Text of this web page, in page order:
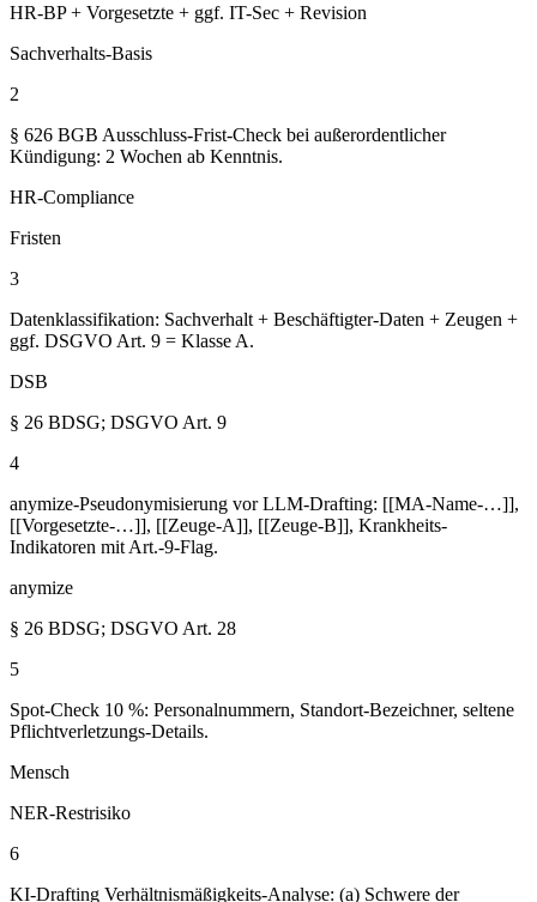
HR-BP + Vorgesetzte + ggf. IT-Sec + Revision
Sachverhalts-Basis
2
§ 626 BGB Ausschluss-Frist-Check bei außerordentlicher
Kündigung: 2 Wochen ab Kenntnis.
HR-Compliance
Fristen
3
Datenklassifikation: Sachverhalt + Beschäftigter-Daten + Zeugen +
ggf. DSGVO Art. 9 = Klasse A.
DSB
§ 26 BDSG; DSGVO Art. 9
4
anymize-Pseudonymisierung vor LLM-Drafting: [[MA-Name-…]],
[[Vorgesetzte-…]], [[Zeuge-A]], [[Zeuge-B]], Krankheits-
Indikatoren mit Art.-9-Flag.
anymize
§ 26 BDSG; DSGVO Art. 28
5
Spot-Check 10 %: Personalnummern, Standort-Bezeichner, seltene
Pflichtverletzungs-Details.
Mensch
NER-Restrisiko
6
KI-Drafting Verhältnismäßigkeits-Analyse: (a) Schwere der